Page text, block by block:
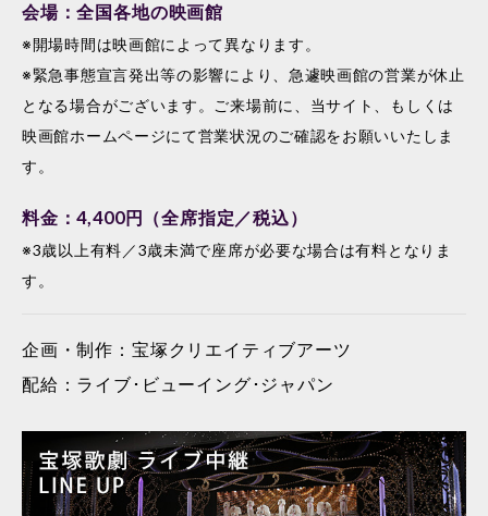
会場：全国各地の映画館
※開場時間は映画館によって異なります。
※緊急事態宣言発出等の影響により、急遽映画館の営業が休止
となる場合がございます。ご来場前に、当サイト、もしくは
映画館ホームページにて営業状況のご確認をお願いいたしま
す。
料金：4,400円（全席指定／税込）
※3歳以上有料／3歳未満で座席が必要な場合は有料となりま
す。
企画・制作：宝塚クリエイティブアーツ
配給：ライブ･ビューイング･ジャパン